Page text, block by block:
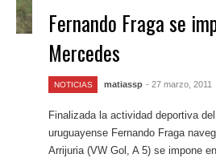
Fernando Fraga se
Mercedes
NOTICIAS matiassp - 27 marzo, 2011
Finalizada la actividad deportiva
uruguayense Fernando Fraga
Arrijuria (VW Gol, A 5) se impone